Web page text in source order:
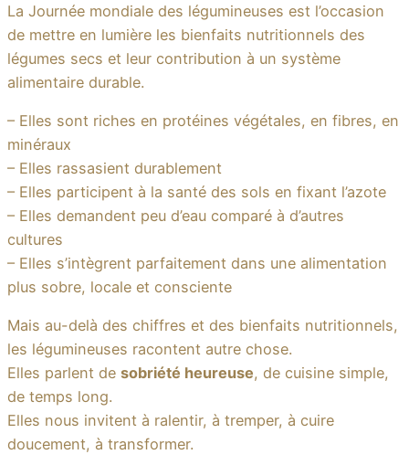
La Journée mondiale des légumineuses est l’occasion
de mettre en lumière les bienfaits nutritionnels des
légumes secs et leur contribution à un système
alimentaire durable.
– Elles sont riches en protéines végétales, en fibres, en
minéraux
– Elles rassasient durablement
– Elles participent à la santé des sols en fixant l’azote
– Elles demandent peu d’eau comparé à d’autres
cultures
– Elles s’intègrent parfaitement dans une alimentation
plus sobre, locale et consciente
Mais au-delà des chiffres et des bienfaits nutritionnels,
les légumineuses racontent autre chose.
Elles parlent de sobriété heureuse, de cuisine simple,
de temps long.
Elles nous invitent à ralentir, à tremper, à cuire
doucement, à transformer.